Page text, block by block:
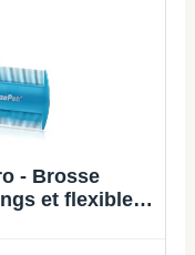
- Brosse
et flexibles